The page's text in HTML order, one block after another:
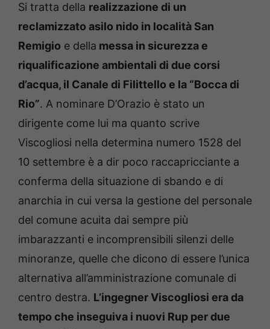
Si tratta della realizzazione di un
reclamizzato asilo nido in località San
Remigio e della messa in sicurezza e
riqualificazione ambientali di due corsi
d’acqua, il Canale di Filittello e la “Bocca di
Rio”. A nominare D’Orazio è stato un
dirigente come lui ma quanto scrive
Viscogliosi nella determina numero 1528 del
10 settembre è a dir poco raccapricciante a
conferma della situazione di sbando e di
anarchia in cui versa la gestione del personale
del comune acuita dai sempre più
imbarazzanti e incomprensibili silenzi delle
minoranze, quelle che dicono di essere l’unica
alternativa all’amministrazione comunale di
centro destra. L’ingegner Viscogliosi era da
tempo che inseguiva i nuovi Rup per due